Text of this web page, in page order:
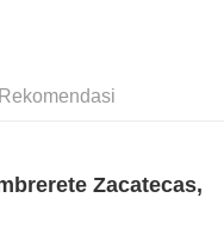
untuk pesanan
Rekomendasi
Zacatecas,